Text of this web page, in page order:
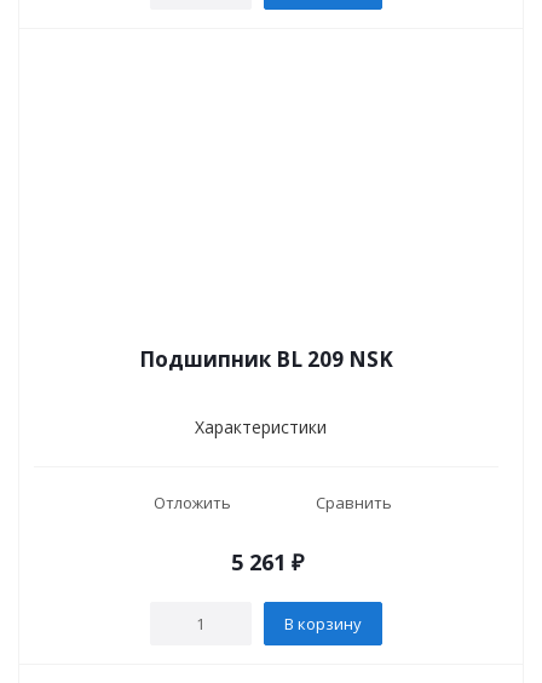
Подшипник BL 209 NSK
Характеристики
Отложить Сравнить
5 261 ₽
В корзину